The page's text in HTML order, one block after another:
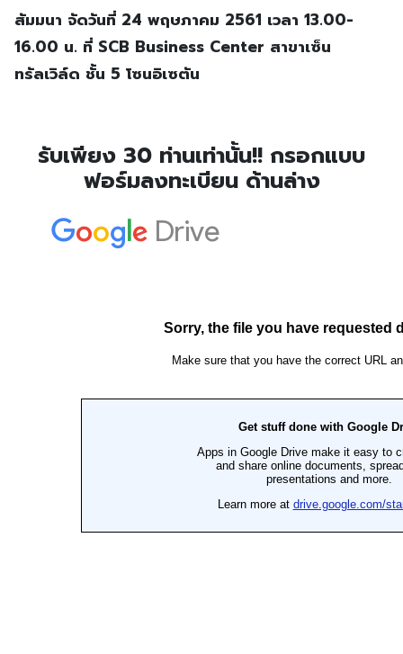
สัมมนา จัดวันที่ 24 พฤษภาคม 2561 เวลา 13.00-
16.00 น. ที่ SCB Business Center สาขาเซ็น
ทรัลเวิล์ด ชั้น 5 โซนอิเซตัน
รับเพียง 30 ท่านเท่านั้น!! กรอกแบบ
ฟอร์มลงทะเบียน ด้านล่าง